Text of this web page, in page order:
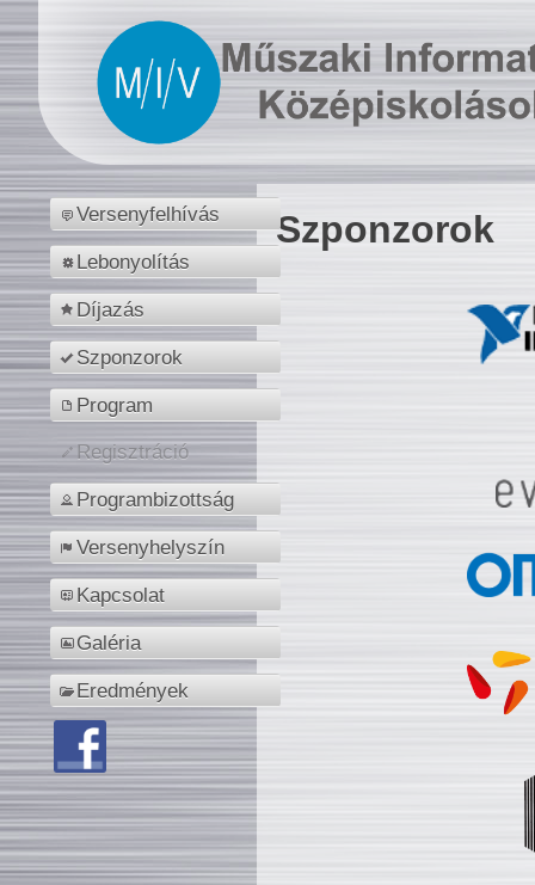
Versenyfelhívás
Lebonyolítás
Díjazás
Szponzorok
Program
Regisztráció
Programbizottság
Versenyhelyszín
Kapcsolat
Galéria
Eredmények
Szponzorok